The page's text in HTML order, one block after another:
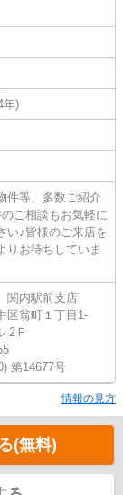
年)
件等、多数ご紹介
ご相談もお気軽に
い♪皆様のご来店を
りお待ちしていま
関内駅前支店
区翁町１丁目1-
2Ｆ
第14677号
情報の見方
(無料)